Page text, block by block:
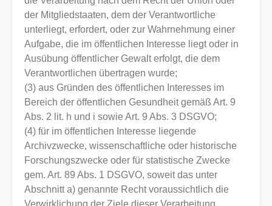
der Mitgliedstaaten, dem der Verantwortliche
unterliegt, erfordert, oder zur Wahrnehmung einer
Aufgabe, die im öffentlichen Interesse liegt oder in
Ausübung öffentlicher Gewalt erfolgt, die dem
Verantwortlichen übertragen wurde;
(3) aus Gründen des öffentlichen Interesses im
Bereich der öffentlichen Gesundheit gemäß Art. 9
Abs. 2 lit. h und i sowie Art. 9 Abs. 3 DSGVO;
(4) für im öffentlichen Interesse liegende
Archivzwecke, wissenschaftliche oder historische
Forschungszwecke oder für statistische Zwecke
gem. Art. 89 Abs. 1 DSGVO, soweit das unter
Abschnitt a) genannte Recht voraussichtlich die
Verwirklichung der Ziele dieser Verarbeitung